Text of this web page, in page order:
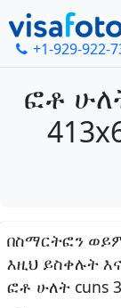
+1-929-922-
ፎቶ
በስማርትፎን
እዚህ ይስቀሉት
ፎቶ ሁለት cuns